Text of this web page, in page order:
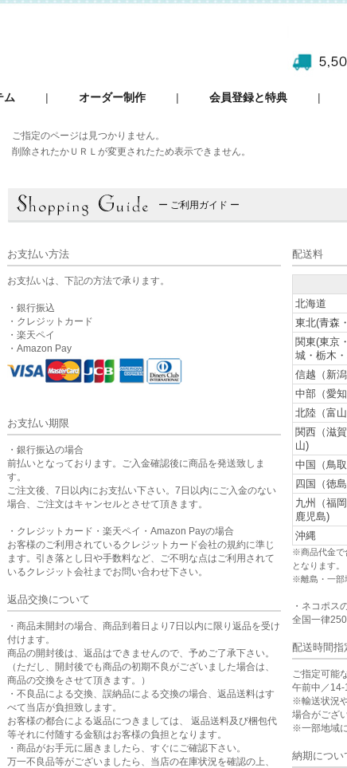
ム オーダー制作 会員登録と特典
ご指定のページは見つかりません。
削除されたかＵＲＬが変更されたため表示できません。
ー ご利用ガイド ー
お支払い方法
お支払いは、下記の方法で承ります。
・銀行振込
・クレジットカード
・楽天ペイ
・Amazon Pay
お支払い期限
・銀行振込の場合
前払いとなっております。ご入金確認後に商品を発送致しま
す。
ご注文後、7日以内にお支払い下さい。7日以内にご入金のない
場合、ご注文はキャンセルとさせて頂きます。
・クレジットカード・楽天ペイ・Amazon Payの場合
お客様のご利用されているクレジットカード会社の規約に準じ
ます。引き落とし日や手数料など、ご不明な点はご利用されて
いるクレジット会社までお問い合わせ下さい。
返品交換について
・商品未開封の場合、商品到着日より7日以内に限り返品を受け
付けます。
商品の開封後は、返品はできませんので、予めご了承下さい。
（ただし、開封後でも商品の初期不良がございました場合は、
商品の交換をさせて頂きます。）
・不良品による交換、誤納品による交換の場合、返品送料はす
べて当店が負担致します。
お客様の都合による返品につきましては、 返品送料及び梱包代
等それに付随する金額はお客様の負担となります。
・商品がお手元に届きましたら、すぐにご確認下さい。
万一不良品等がございましたら、当店の在庫状況を確認の上、
配送料
北海道
東北(青森
関東(東京
城・栃木
信越（新
中部（愛
北陸（富
関西（滋
山)
中国（鳥
四国（徳
九州（福
鹿児島)
沖縄
※商品代金で
となります。
※離島・一部
・ネコポス
全国一律
配送時間指
ご指定可能
午前中／
※輸送状況
場合がござ
※一部地域
納期につい